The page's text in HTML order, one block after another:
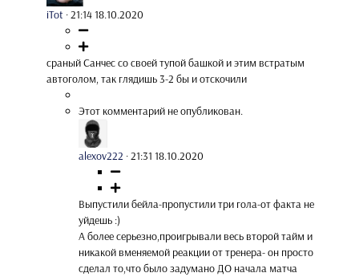
iTot ·21:14 18.10.2020
сраный Санчес со своей тупой башкой и этим встратым
автоголом, так глядишь 3-2 бы и отскочили
Этот комментарий не опубликован.
alexov222 ·21:31 18.10.2020
Выпустили бейла-пропустили три гола-от факта не
уйдешь :)
А более серьезно,проигрывали весь второй тайм и
никакой вменяемой реакции от тренера- он просто
сделал то,что было задумано ДО начала матча